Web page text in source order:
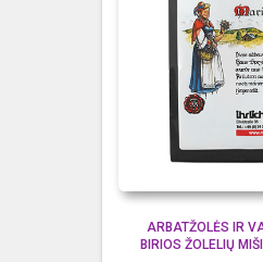
ARBATŽOLĖS IR
BIRIOS ŽOLELIŲ